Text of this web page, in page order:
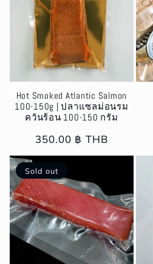
Hot Smoked Atlantic Salmon
100-150g | ปลาแซลม่อนรม
ควันร้อน 100-150 กรัม
Regular
price
350.00 ฿ THB
Sold out